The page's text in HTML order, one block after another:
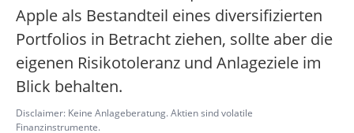
Apple als Bestandteil eines diversifizierten
Portfolios in Betracht ziehen, sollte aber die
eigenen Risikotoleranz und Anlageziele im
Blick behalten.
Disclaimer: Keine Anlageberatung. Aktien sind volatile
Finanzinstrumente.